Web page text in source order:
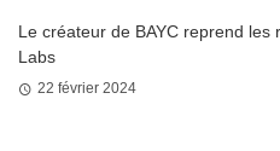
Le créateur de BAYC reprend les
Labs
22 février 2024